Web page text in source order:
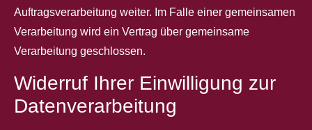
Auftragsverarbeitung weiter. Im Falle einer gemeinsamen
Verarbeitung wird ein Vertrag über gemeinsame
Verarbeitung geschlossen.
Widerruf Ihrer Einwilligung zur
Datenverarbeitung